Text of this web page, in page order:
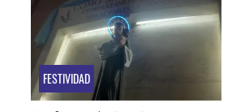
FESTIVIDAD